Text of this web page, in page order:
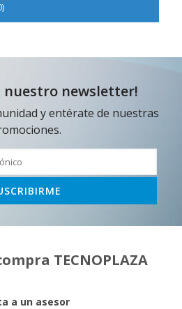
nuestro newsletter!
y entérate de nuestras
TECNOPLAZA
a un asesor